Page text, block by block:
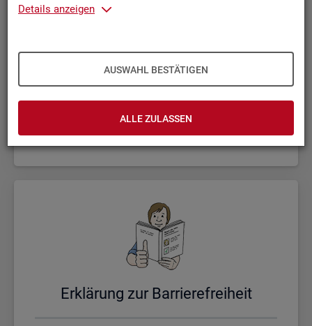
Details anzeigen
AUSWAHL BESTÄTIGEN
ALLE ZULASSEN
Er­klä­rung zur Bar­rie­re­frei­heit